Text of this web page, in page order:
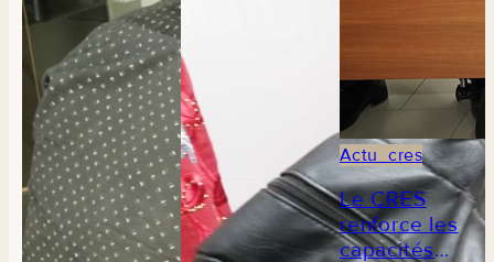
Actu_cres
Le CRES
renforce les
capacités